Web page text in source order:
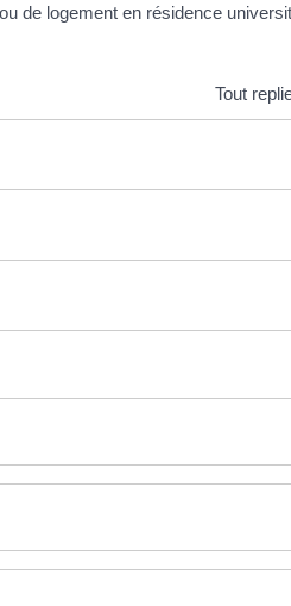
de logement en résidence
Tout